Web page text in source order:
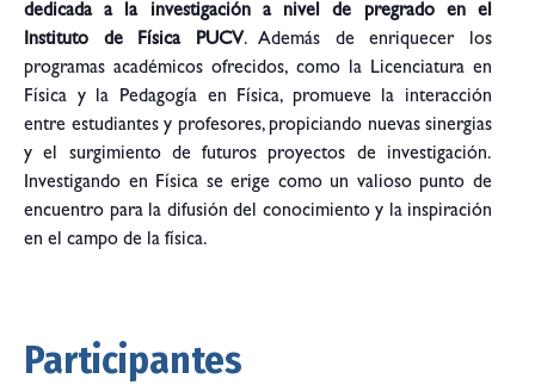
dedicada a la investigación a nivel de pregrado en el
Instituto de Física PUCV. Además de enriquecer los
programas académicos ofrecidos, como la Licenciatura en
Física y la Pedagogía en Física, promueve la interacción
entre estudiantes y profesores, propiciando nuevas sinergias
y el surgimiento de futuros proyectos de investigación.
Investigando en Física se erige como un valioso punto de
encuentro para la difusión del conocimiento y la inspiración
en el campo de la física.
Participantes